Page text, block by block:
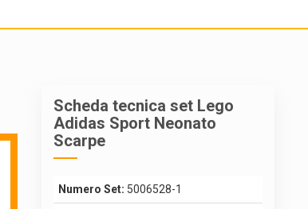
Scheda tecnica set Lego
Adidas Sport Neonato
Scarpe
Numero Set: 5006528-1